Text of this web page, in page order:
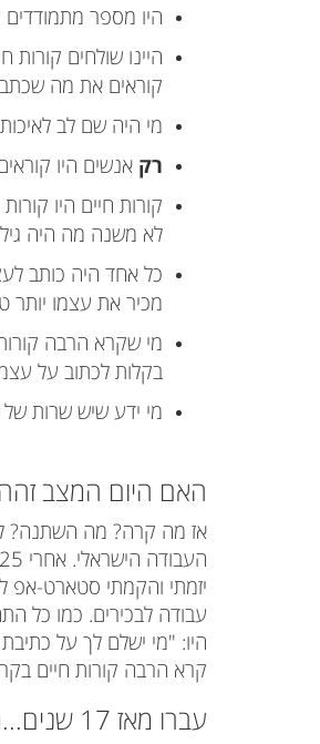
היו מספר
היינו שולחים קורות
קוראים את מה
מי היה שם לב
רק אנשים היו
קורות חיים היו
לא משנה מה היה
כל אחד היה כותב
מכיר את עצמו יותר
מי שקרא הרבה קורות
בקלות לכתוב על
מי ידע שיש שרות של
האם היום המצב
העבודה הישראלי.
יזמתי והקמתי סטארט-אפ
עבודה לבכירים. כמו כל
היו: "מי ישלם לך על
קרא הרבה קורות חיים
עברו מאז 17 שנים...מה המצב היום?